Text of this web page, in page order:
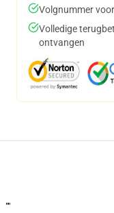
Volgnummer
Volledige
ontvangen
""